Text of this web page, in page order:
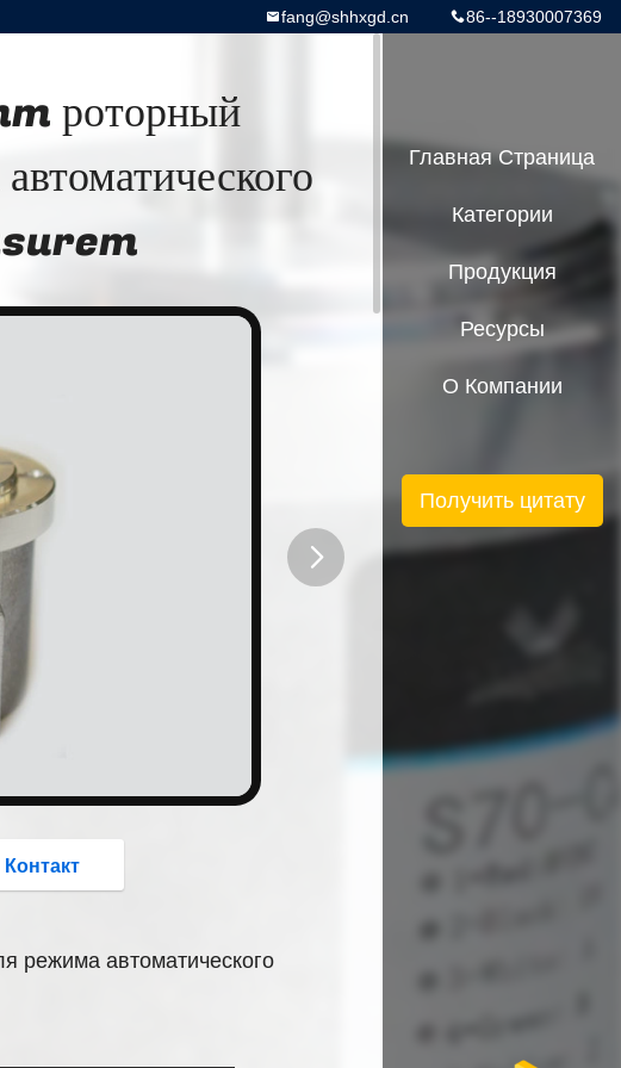
86--18930007369
fang@shhxgd.cn
роторный
Контакт
режима автоматического
Главная Страница
Категории
Продукция
Ресурсы
О Компании
Получить цитату